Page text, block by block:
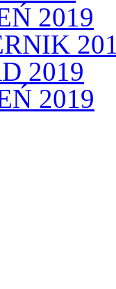
2019
2019
2019